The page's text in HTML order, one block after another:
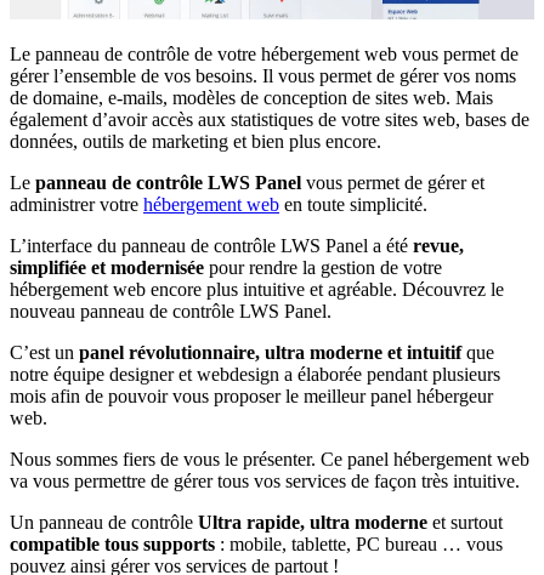
Le panneau de contrôle de votre hébergement web vous permet de
gérer l’ensemble de vos besoins. Il vous permet de gérer vos noms
de domaine, e-mails, modèles de conception de sites web. Mais
également d’avoir accès aux statistiques de votre sites web, bases de
données, outils de marketing et bien plus encore.
Le panneau de contrôle LWS Panel vous permet de gérer et
administrer votre hébergement web en toute simplicité.
L’interface du panneau de contrôle LWS Panel a été revue,
simplifiée et modernisée pour rendre la gestion de votre
hébergement web encore plus intuitive et agréable. Découvrez le
nouveau panneau de contrôle LWS Panel.
C’est un panel révolutionnaire, ultra moderne et intuitifque
notre équipe designer et webdesign a élaborée pendant plusieurs
mois afin de pouvoir vous proposer le meilleur panel hébergeur
web.
Nous sommes fiers de vous le présenter. Ce panel hébergement web
va vous permettre de gérer tous vos services de façon très intuitive.
Un panneau de contrôle Ultra rapide, ultra moderne et surtout
compatible tous supports : mobile, tablette, PC bureau … vous
pouvez ainsi gérer vos services de partout !